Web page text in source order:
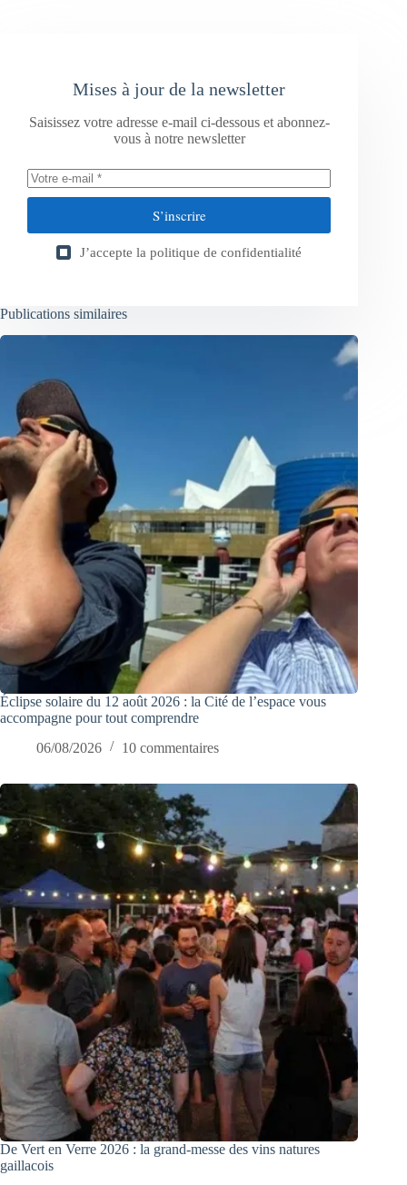
Mises à jour de la newsletter
Saisissez votre adresse e-mail ci-dessous et abonnez-
vous à notre newsletter
S’inscrire
J’accepte la politique de confidentialité
Publications similaires
Éclipse solaire du 12 août 2026 : la Cité de l’espace vous
accompagne pour tout comprendre
06/08/2026
10 commentaires
De Vert en Verre 2026 : la grand-messe des vins natures
gaillacois